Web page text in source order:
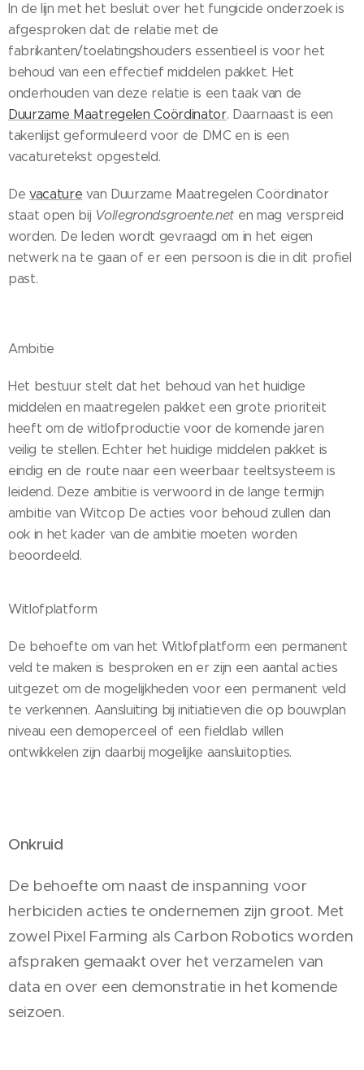
In de lijn met het besluit over het fungicide onderzoek is
afgesproken dat de relatie met de
fabrikanten/toelatingshouders essentieel is voor het
behoud van een effectief middelen pakket. Het
onderhouden van deze relatie is een taak van de
Duurzame Maatregelen Coördinator. Daarnaast is een
takenlijst geformuleerd voor de DMC en is een
vacaturetekst opgesteld.
Devacature van Duurzame Maatregelen Coördinator
staat open bij Vollegrondsgroente.net en mag verspreid
worden. De leden wordt gevraagd om in het eigen
netwerk na te gaan of er een persoon is die in dit profiel
past.
Ambitie
Het bestuur stelt dat het behoud van het huidige
middelen en maatregelen pakket een grote prioriteit
heeft om de witlofproductie voor de komende jaren
veilig te stellen. Echter het huidige middelen pakket is
eindig en de route naar een weerbaar teeltsysteem is
leidend. Deze ambitie is verwoord in de lange termijn
ambitie van Witcop De acties voor behoud zullen dan
ook in het kader van de ambitie moeten worden
beoordeeld.
Witlofplatform
De behoefte om van het Witlofplatform een permanent
veld te maken is besproken en er zijn een aantal acties
uitgezet om de mogelijkheden voor een permanent veld
te verkennen. Aansluiting bij initiatieven die op bouwplan
niveau een demoperceel of een fieldlab willen
ontwikkelen zijn daarbij mogelijke aansluitopties.
Onkruid
De behoefte om naast de inspanning voor
herbiciden acties te ondernemen zijn groot. Met
zowel Pixel Farming als Carbon Robotics worden
afspraken gemaakt over het verzamelen van
data en over een demonstratie in het komende
seizoen.